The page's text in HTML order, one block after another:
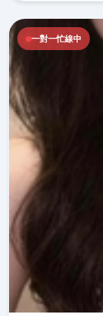
一對一忙線中